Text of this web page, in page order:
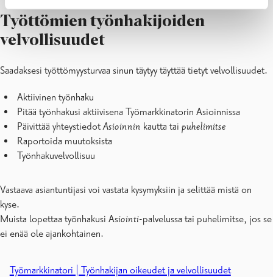
Työttömien työnhakijoiden
velvollisuudet
Saadaksesi työttömyysturvaa sinun täytyy täyttää tietyt velvollisuudet.
Aktiivinen työnhaku
Pitää työnhakusi aktiivisena Työmarkkinatorin Asioinnissa
Päivittää yhteystiedotAsioinnin kautta tai puhelimitse
Raportoida muutoksista
Työnhakuvelvollisuu
Vastaava asiantuntijasi voi vastata kysymyksiin ja selittää mistä on
kyse.
Muista lopettaa työnhakusi Asiointi-palvelussa tai puhelimitse, jos se
ei enää ole ajankohtainen.
Työmarkkinatori | Työnhakijan oikeudet ja velvollisuudet